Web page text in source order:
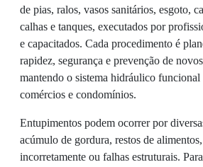
de pias, ralos, vasos sanitários, esgoto,
calhas e tanques, executados por
e capacitados. Cada procedimento é
rapidez, segurança e prevenção de
mantendo o sistema hidráulico funcional
comércios e condomínios.
Entupimentos podem ocorrer por
acúmulo de gordura, restos de
incorretamente ou falhas estruturais.